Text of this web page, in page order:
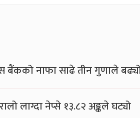
बैंकको नाफा साढे तीन गुणाले
लाग्दा नेप्से १३.८२ अङ्कले घट्यो